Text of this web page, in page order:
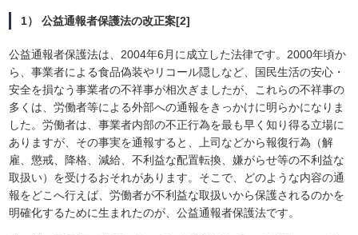
1） 公益通報者保護法の改正案[2]
公益通報者保護法は、2004年6月に成立した法律です。2000年頃か
ら、事業者による食品偽装やリコール隠しなど、国民生活の安心・
安全を損なう事業者の不祥事が相次ぎましたが、これらの不祥事の
多くは、労働者等による外部への通報をきっかけに明らかになりま
した。労働者は、事業者内部の不正行為を最も早く知り得る立場に
ありますが、その事実を通報すると、上司などから報復行為（解
雇、懲戒、降格、減給、不利益な配置転換、嫌がらせ等の不利益な
取扱い）を受けるおそれがあります。そこで、どのような内容の通
報をどこへ行えば、労働者が不利益な取扱いから保護されるのかを
明確化するために生まれたのが、公益通報者保護法です。